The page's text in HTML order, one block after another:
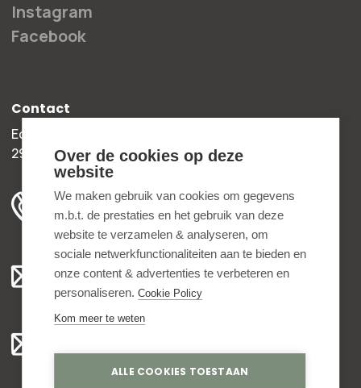
Instagram
Facebook
Contact
Edisonweg 30b
2952 AD Alblasserdam
+31 78 204 90 50
ma t/m vr 8.00 - 16.30 uur
Algemeen:
info@bedankjes.nl
klantenservice@bedankjes.nl
Over de cookies op deze
website
We maken gebruik van cookies om gegevens
m.b.t. de prestaties en het gebruik van deze
website te verzamelen & analyseren, om
sociale netwerkfunctionaliteiten aan te bieden en
onze content & advertenties te verbeteren en
personaliseren.Cookie Policy
Kom meer te weten
ALLE COOKIES TOESTAAN